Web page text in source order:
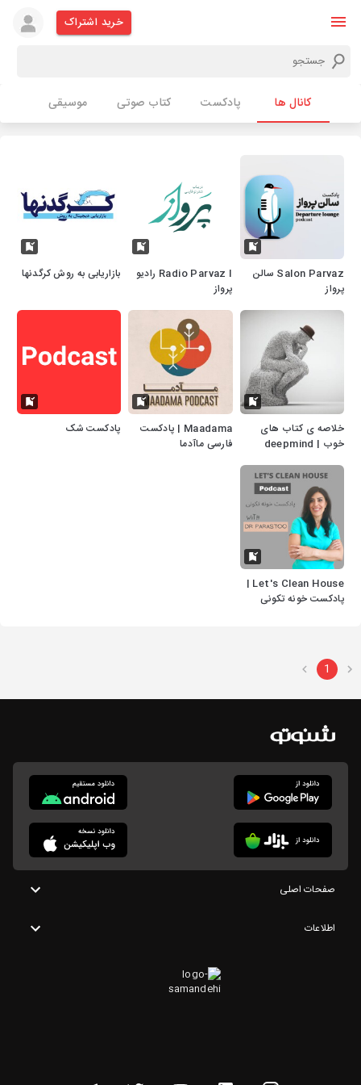
خرید اشتراک
کانال ها پادکست کتاب صوتی موسیقی
Salon Parvaz سالن
پرواز
Radio Parvaz I رادیو
پرواز
بازاریابی به روش کرگدنها
خلاصه ی کتاب های
خوب | deepmind
Maadama | پادکست
فارسی ماآدما
پادکست شک
Let's Clean House |
پادکست خونه تکونی
1
صفحات اصلی
اطلاعات